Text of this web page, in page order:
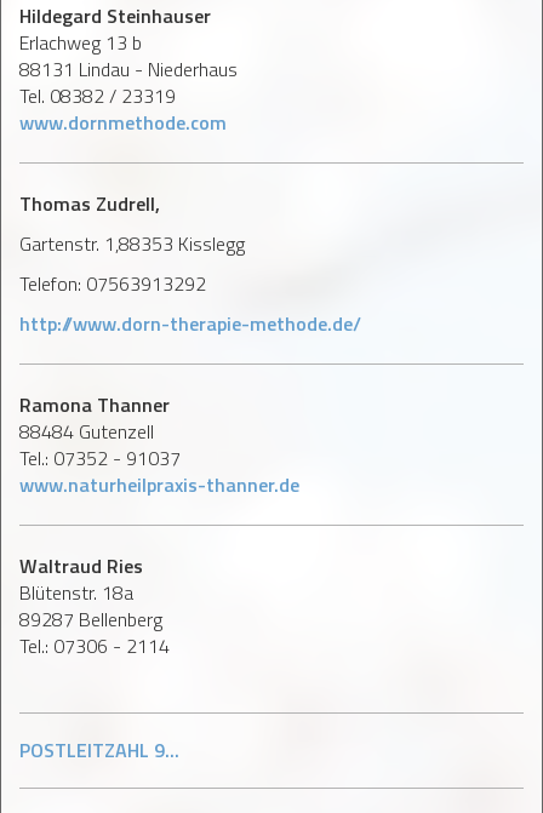
Hildegard Steinhauser
Erlachweg 13 b
88131 Lindau - Niederhaus
Tel. 08382 / 23319
www.dornmethode.com
Thomas Zudrell,
Gartenstr. 1,88353 Kisslegg
Telefon: 07563913292
http://www.dorn-therapie-methode.de/
Ramona Thanner
88484 Gutenzell
Tel.: 07352 - 91037
www.naturheilpraxis-thanner.de
Waltraud Ries
Blütenstr. 18a
89287 Bellenberg
Tel.: 07306 - 2114
POSTLEITZAHL 9...